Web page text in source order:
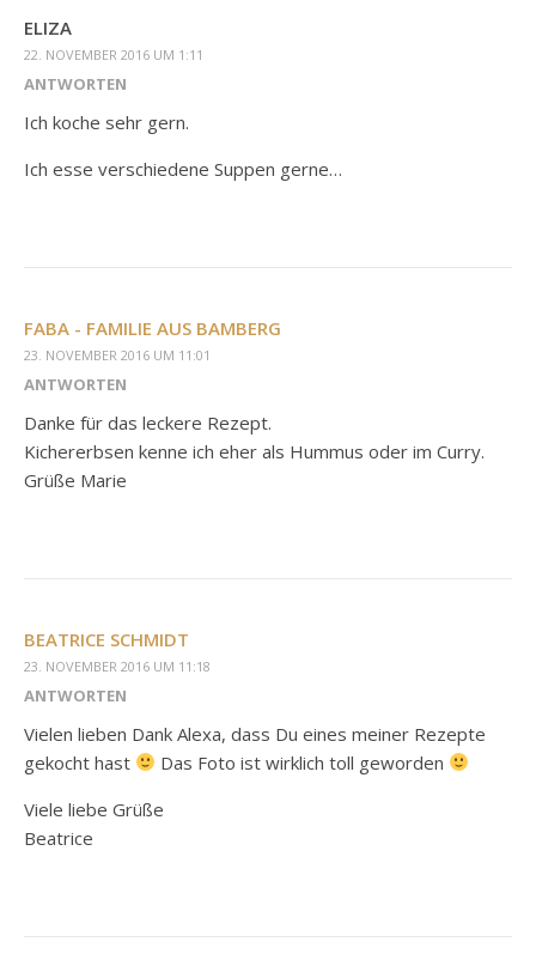
ELIZA
22. NOVEMBER 2016 UM 1:11
ANTWORTEN
Ich koche sehr gern.
Ich esse verschiedene Suppen gerne…
FABA - FAMILIE AUS BAMBERG
23. NOVEMBER 2016 UM 11:01
ANTWORTEN
Danke für das leckere Rezept.
Kichererbsen kenne ich eher als Hummus oder im Curry.
Grüße Marie
BEATRICE SCHMIDT
23. NOVEMBER 2016 UM 11:18
ANTWORTEN
Vielen lieben Dank Alexa, dass Du eines meiner Rezepte
gekocht hast
Das Foto ist wirklich toll geworden
Viele liebe Grüße
Beatrice